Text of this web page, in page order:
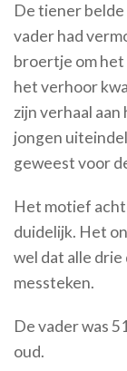
De tiener
vader had
broertje om het
het verhoor
zijn verhaal
jongen
geweest voor
Het motief
duidelijk. Het
wel dat alle
messteken.
De vader was
oud.